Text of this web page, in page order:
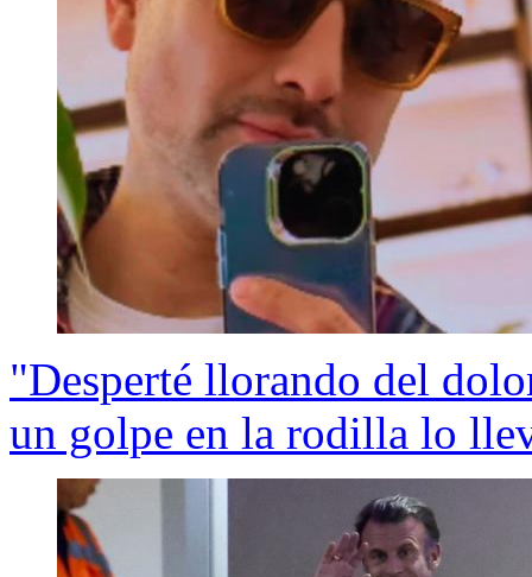
"Desperté llorando del
un golpe en la rodilla lo